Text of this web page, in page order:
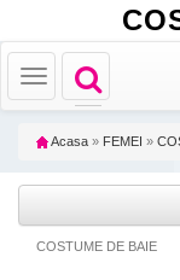
Toggle
navigation
Toggle
navigation
Acasa » FEMEI »
COSTUME DE BAIE